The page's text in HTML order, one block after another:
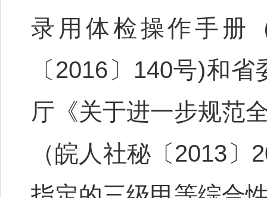
录用体检操作手册
〔2016〕140号)和
厅《关于进一步规范
（皖人社秘〔2013